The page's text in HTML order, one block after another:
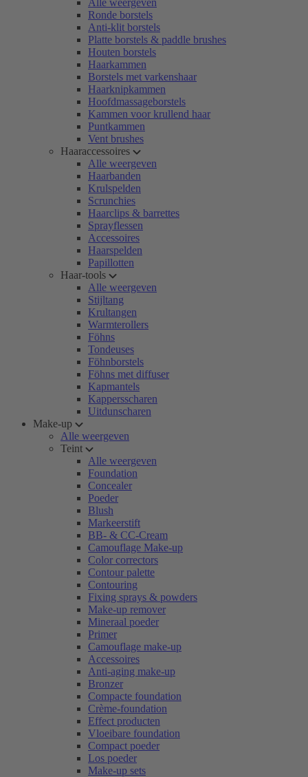
Alle weergeven
Ronde borstels
Anti-klit borstels
Platte borstels & paddle brushes
Houten borstels
Haarkammen
Borstels met varkenshaar
Haarknipkammen
Hoofdmassageborstels
Kammen voor krullend haar
Puntkammen
Vent brushes
Haaraccessoires
Alle weergeven
Haarbanden
Krulspelden
Scrunchies
Haarclips & barrettes
Sprayflessen
Accessoires
Haarspelden
Papillotten
Haar-tools
Alle weergeven
Stijltang
Krultangen
Warmterollers
Föhns
Tondeuses
Föhnborstels
Föhns met diffuser
Kapmantels
Kappersscharen
Uitdunscharen
Make-up
Alle weergeven
Teint
Alle weergeven
Foundation
Concealer
Poeder
Blush
Markeerstift
BB- & CC-Cream
Camouflage Make-up
Color correctors
Contour palette
Contouring
Fixing sprays & powders
Make-up remover
Mineraal poeder
Primer
Camouflage make-up
Accessoires
Anti-aging make-up
Bronzer
Compacte foundation
Crème-foundation
Effect producten
Vloeibare foundation
Compact poeder
Los poeder
Make-up sets